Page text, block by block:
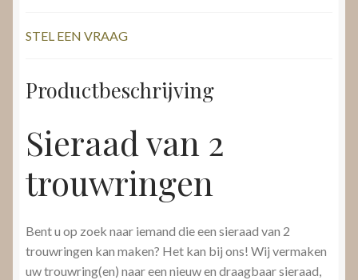
STEL EEN VRAAG
Productbeschrijving
Sieraad van 2
trouwringen
Bent u op zoek naar iemand die een sieraad van 2
trouwringen kan maken? Het kan bij ons! Wij vermaken
uw trouwring(en) naar een nieuw en draagbaar sieraad,